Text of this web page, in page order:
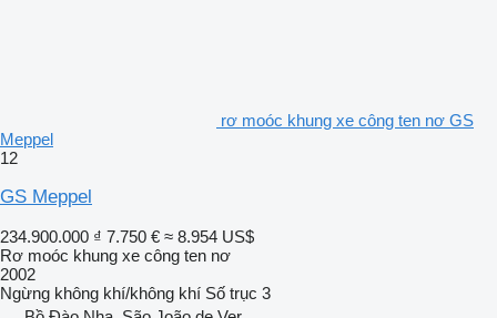
rơ moóc khung xe công ten nơ GS
Meppel
12
GS Meppel
234.900.000 ₫ 7.750 € ≈ 8.954 US$
Rơ moóc khung xe công ten nơ
2002
Ngừng không khí/không khí Số trục 3